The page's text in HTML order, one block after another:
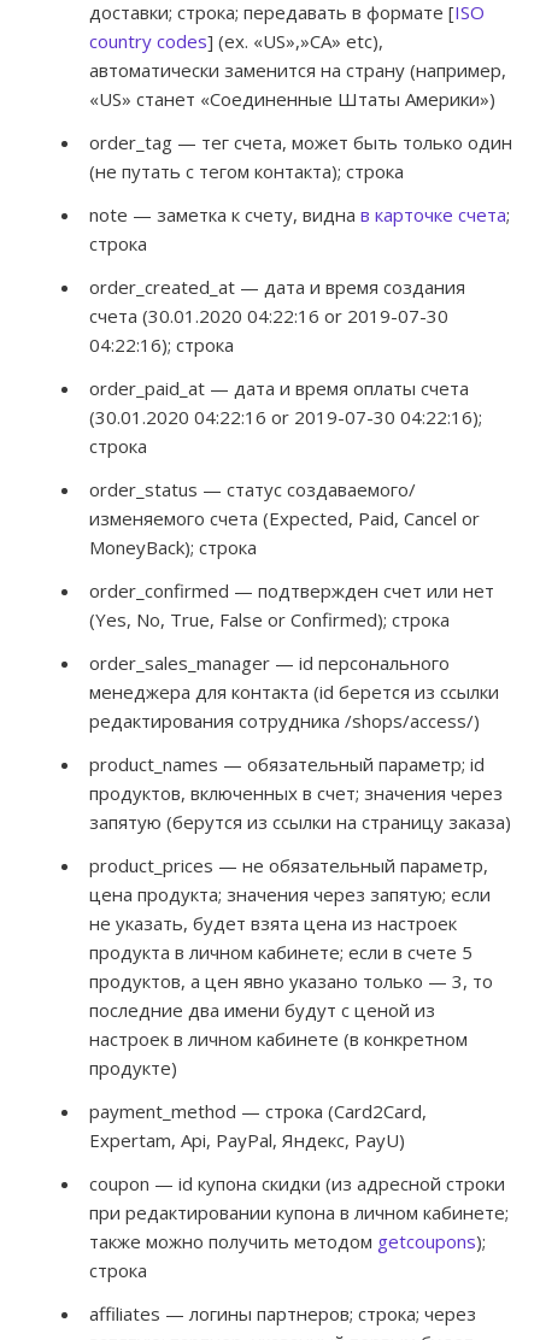
доставки; строка; передавать в формате [ISO
country codes] (ex. «US»,»CA» etc),
автоматически заменится на страну (например,
«US» станет «Соединенные Штаты Америки»)
order_tag — тег счета, может быть только один
(не путать с тегом контакта); строка
note — заметка к счету, видна в карточке счета;
строка
order_created_at — дата и время создания
счета (30.01.2020 04:22:16 or 2019-07-30
04:22:16); строка
order_paid_at — дата и время оплаты счета
(30.01.2020 04:22:16 or 2019-07-30 04:22:16);
строка
order_status — статус создаваемого/
изменяемого счета (Expected, Paid, Cancel or
MoneyBack); строка
order_confirmed — подтвержден счет или нет
(Yes, No, True, False or Сonfirmed); строка
order_sales_manager — id персонального
менеджера для контакта (id берется из ссылки
редактирования сотрудника /shops/access/)
product_names — обязательный параметр; id
продуктов, включенных в счет; значения через
запятую (берутся из ссылки на страницу заказа)
product_prices — не обязательный параметр,
цена продукта; значения через запятую; если
не указать, будет взята цена из настроек
продукта в личном кабинете; если в счете 5
продуктов, а цен явно указано только — 3, то
последние два имени будут с ценой из
настроек в личном кабинете (в конкретном
продукте)
payment_method — строка (Card2Card,
Expertam, Api, PayPal, Яндекс, PayU)
coupon — id купона скидки (из адресной строки
при редактировании купона в личном кабинете;
также можно получить методом getcoupons);
строка
affiliates — логины партнеров; строка; через